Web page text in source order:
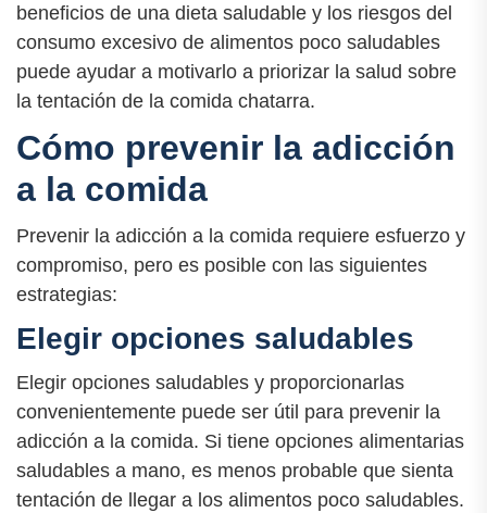
beneficios de una dieta saludable y los riesgos del
consumo excesivo de alimentos poco saludables
puede ayudar a motivarlo a priorizar la salud sobre
la tentación de la comida chatarra.
Cómo prevenir la adicción
a la comida
Prevenir la adicción a la comida requiere esfuerzo y
compromiso, pero es posible con las siguientes
estrategias:
Elegir opciones saludables
Elegir opciones saludables y proporcionarlas
convenientemente puede ser útil para prevenir la
adicción a la comida. Si tiene opciones alimentarias
saludables a mano, es menos probable que sienta
tentación de llegar a los alimentos poco saludables.